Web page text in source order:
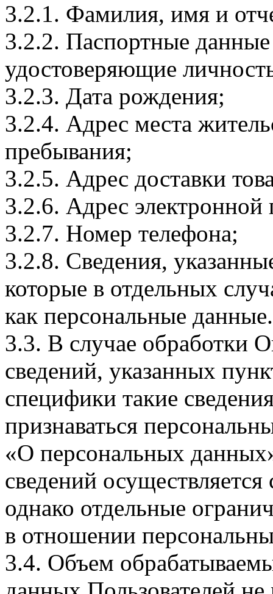
3.2.1. Фамилия, имя и
3.2.2. Паспортные
удостоверяющие
3.2.3. Дата рождения;
3.2.4. Адрес места
пребывания;
3.2.5. Адрес доставки
3.2.6. Адрес электронной
3.2.7. Номер телефона;
3.2.8. Сведения,
которые в отдельных
как персональные данные.
3.3. В случае обработки
сведений, указанных
специфики такие
признаваться
«О персональных
сведений
однако отдельные
в отношении
3.4. Объем